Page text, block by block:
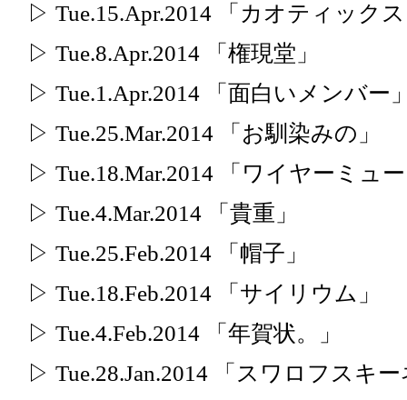
▷ Tue.15.Apr.2014 「カオティック
▷ Tue.8.Apr.2014 「権現堂」
▷ Tue.1.Apr.2014 「面白いメンバー
▷ Tue.25.Mar.2014 「お馴染みの」
▷ Tue.18.Mar.2014 「ワイヤーミュ
▷ Tue.4.Mar.2014 「貴重」
▷ Tue.25.Feb.2014 「帽子」
▷ Tue.18.Feb.2014 「サイリウム」
▷ Tue.4.Feb.2014 「年賀状。」
▷ Tue.28.Jan.2014 「スワロフスキ